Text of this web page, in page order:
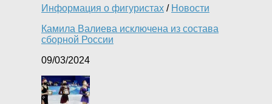
Информация о фигуристах / Новости
Камила Валиева исключена из состава
сборной России
09/03/2024